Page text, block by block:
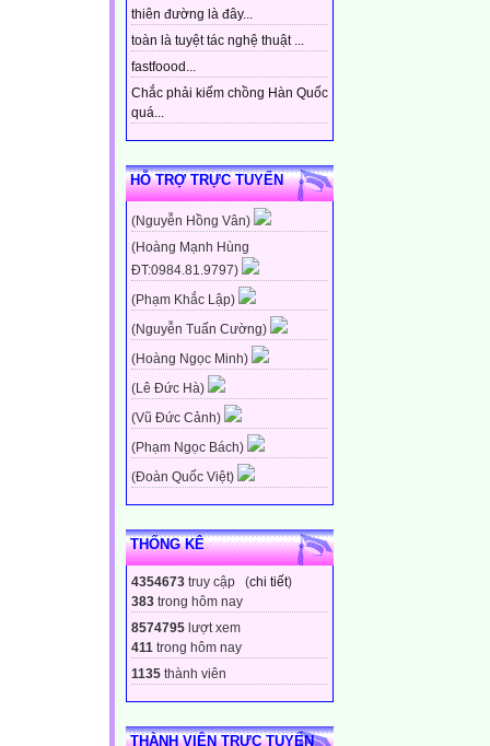
thiên đường là đây...
toàn là tuyệt tác nghệ thuật ...
fastfoood...
Chắc phải kiếm chồng Hàn Quốc
quá...
HỖ TRỢ TRỰC TUYẾN
(Nguyễn Hồng Vân)
(Hoàng Mạnh Hùng
ĐT:0984.81.9797)
(Phạm Khắc Lập)
(Nguyễn Tuấn Cường)
(Hoàng Ngọc Minh)
(Lê Đức Hà)
(Vũ Đức Cảnh)
(Phạm Ngọc Bách)
(Đoàn Quốc Việt)
THỐNG KÊ
4354673 truy cập (chi tiết)
383 trong hôm nay
8574795 lượt xem
411 trong hôm nay
1135 thành viên
THÀNH VIÊN TRỰC TUYẾN